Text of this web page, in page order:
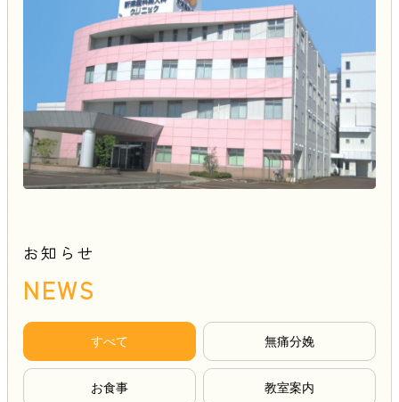
お知らせ
NEWS
すべて 無痛分娩
お食事 教室案内